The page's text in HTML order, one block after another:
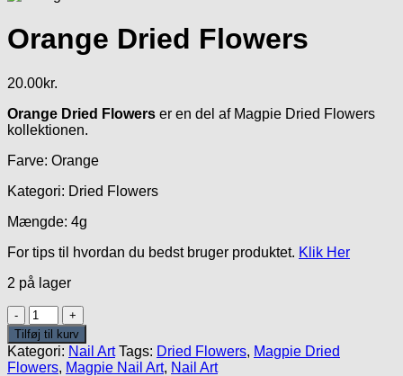
Orange Dried Flowers
20.00kr.
Orange Dried Flowers er en del af Magpie Dried Flowers
kollektionen.
Farve: Orange
Kategori: Dried Flowers
Mængde: 4g
For tips til hvordan du bedst bruger produktet. Klik Her
2 på lager
Orange
Dried
Flowers
antal
Tilføj til kurv
Kategori: Nail Art Tags: Dried Flowers, Magpie Dried
Flowers, Magpie Nail Art, Nail Art